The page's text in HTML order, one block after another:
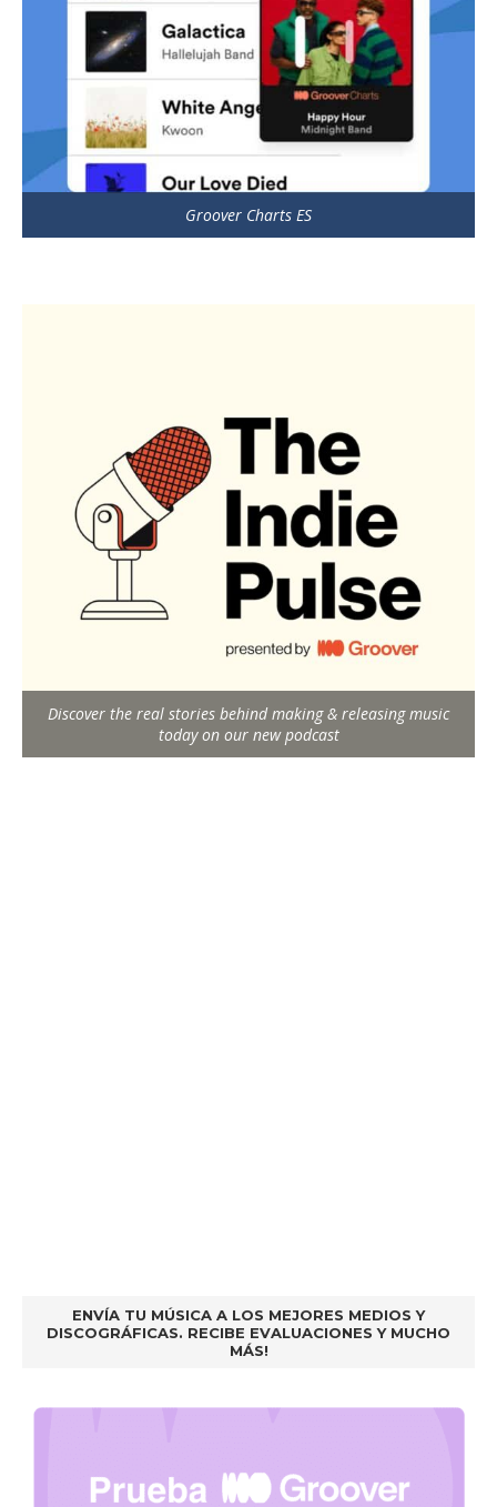
Groover Charts ES
Discover the real stories behind making & releasing music
today on our new podcast
ENVÍA TU MÚSICA A LOS MEJORES MEDIOS Y
DISCOGRÁFICAS. RECIBE EVALUACIONES Y MUCHO
MÁS!